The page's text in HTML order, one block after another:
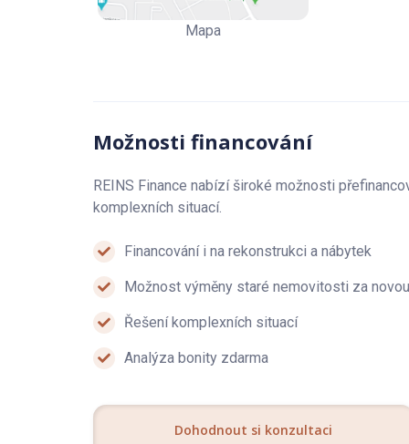
– Technický i právní stav bytu byl zkontrolován
– Po rekonstrukci v bytě ještě nikdo nebydlel.
standardu).
REKONSTRUKCE BYTU NA KŘIVÉ 1 OBSAHUJE:
Kuchyňská linka:
– Skříňky – lesklá bílá
– Pracovní deska – beton
– Zástěna – světlý dub
– Myčka nádobí
Mapa
Možnosti financování
REINS Finance nabízí široké možnosti
komplexních situací.
Financování i na rekonstrukci a nábytek
Možnost výměny staré nemovitosti za novou
Řešení komplexních situací
Analýza bonity zdarma
Dohodnout si konzultaci